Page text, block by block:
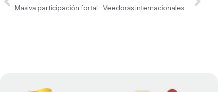
Masiva participación fortalece circuitos comunales en los Llanos Veedoras internacionales resaltan protagonismo de las comunas venezolanas